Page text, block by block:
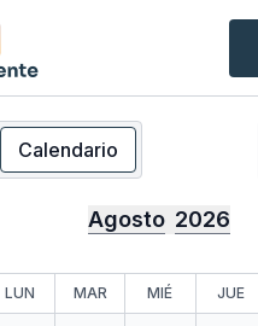
Calendario
Agosto 2026
LUN MAR MIÉ JUE